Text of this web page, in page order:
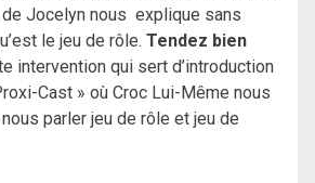
Jocelyn nous explique sans
le jeu de rôle. Tendez bien
intervention qui sert d’introduction
Cast » où Croc Lui-Même nous
parler jeu de rôle et jeu de